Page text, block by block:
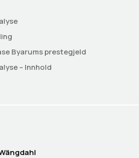
Byarums prestegjeld
– Innhold